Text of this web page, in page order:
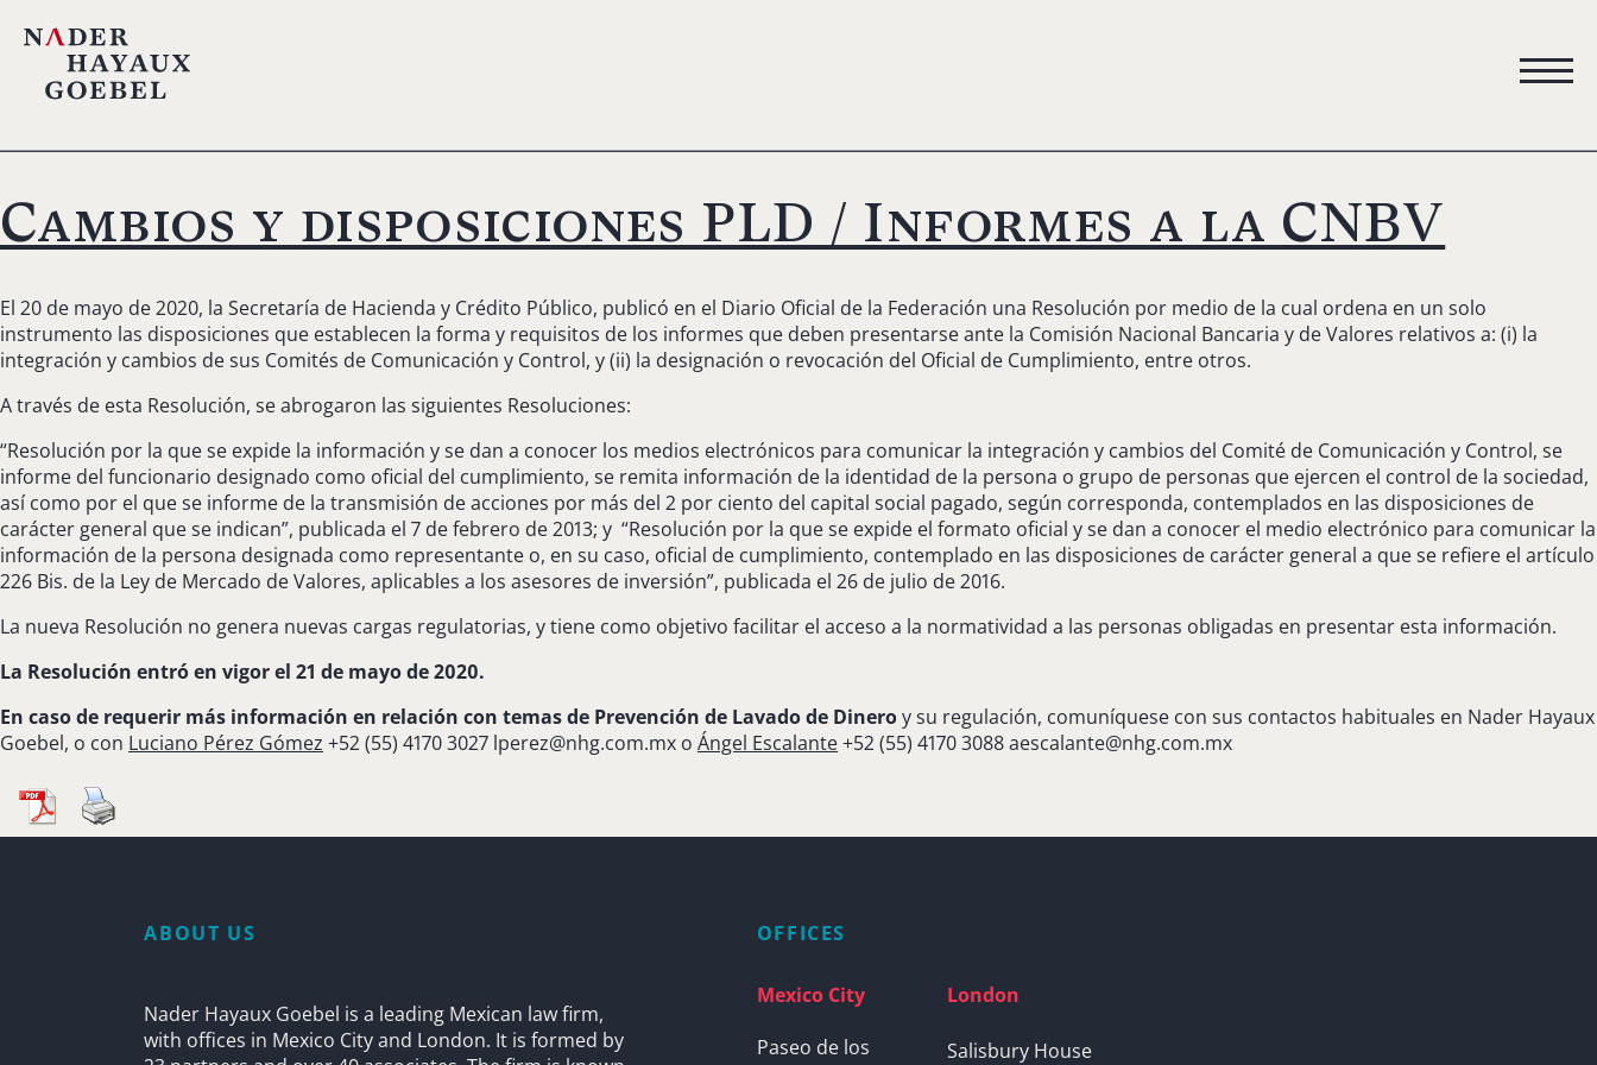
Cambios y disposiciones PLD / Informes a la CNBV
El 20 de mayo de 2020, la Secretaría de Hacienda y Crédito Público, publicó en el Diario Oficial de la Federación una Resolución por medio de la cual ordena en un solo
instrumento las disposiciones que establecen la forma y requisitos de los informes que deben presentarse ante la Comisión Nacional Bancaria y de Valores relativos a: (i) la
integración y cambios de sus Comités de Comunicación y Control, y (ii) la designación o revocación del Oficial de Cumplimiento, entre otros.
A través de esta Resolución, se abrogaron las siguientes Resoluciones:
“Resolución por la que se expide la información y se dan a conocer los medios electrónicos para comunicar la integración y cambios del Comité de Comunicación y Control, se
informe del funcionario designado como oficial del cumplimiento, se remita información de la identidad de la persona o grupo de personas que ejercen el control de la sociedad,
así como por el que se informe de la transmisión de acciones por más del 2 por ciento del capital social pagado, según corresponda, contemplados en las disposiciones de
carácter general que se indican”, publicada el 7 de febrero de 2013; y “Resolución por la que se expide el formato oficial y se dan a conocer el medio electrónico para comunicar la
información de la persona designada como representante o, en su caso, oficial de cumplimiento, contemplado en las disposiciones de carácter general a que se refiere el artículo
226 Bis. de la Ley de Mercado de Valores, aplicables a los asesores de inversión”, publicada el 26 de julio de 2016.
La nueva Resolución no genera nuevas cargas regulatorias, y tiene como objetivo facilitar el acceso a la normatividad a las personas obligadas en presentar esta información.
La Resolución entró en vigor el 21 de mayo de 2020.
En caso de requerir más información en relación con temas de Prevención de Lavado de Dineroy su regulación, comuníquese con sus contactos habituales en Nader Hayaux
Goebel, o con Luciano Pérez Gómez +52 (55) 4170 3027 lperez@nhg.com.mx o Ángel Escalante+52 (55) 4170 3088aescalante@nhg.com.mx
ABOUT US
Nader Hayaux Goebel is a leading Mexican law firm,
with offices in Mexico City and London. It is formed by
OFFICES
Mexico City
Paseo de los
London
Salisbury House